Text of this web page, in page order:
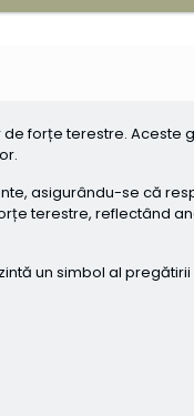
forțe terestre. Aceste
asigurându-se că
terestre, reflectând
un simbol al pregătirii